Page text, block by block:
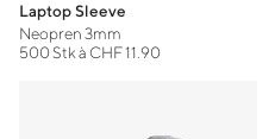
Laptop Sleeve
Neopren 3mm
500 Stk à CHF 11.90